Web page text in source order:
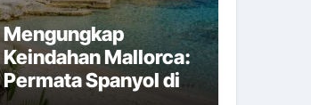
Mengungkap
Keindahan Mallorca:
Permata Spanyol di